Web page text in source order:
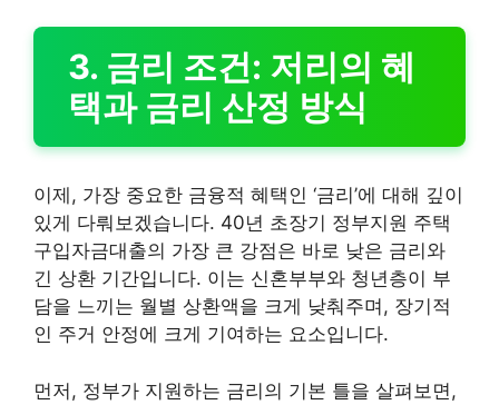
3. 금리 조건: 저리의 혜
택과 금리 산정 방식
이제, 가장 중요한 금융적 혜택인 ‘금리’에 대해 깊이
있게 다뤄보겠습니다. 40년 초장기 정부지원 주택
구입자금대출의 가장 큰 강점은 바로 낮은 금리와
긴 상환 기간입니다. 이는 신혼부부와 청년층이 부
담을 느끼는 월별 상환액을 크게 낮춰주며, 장기적
인 주거 안정에 크게 기여하는 요소입니다.
먼저, 정부가 지원하는 금리의 기본 틀을 살펴보면,